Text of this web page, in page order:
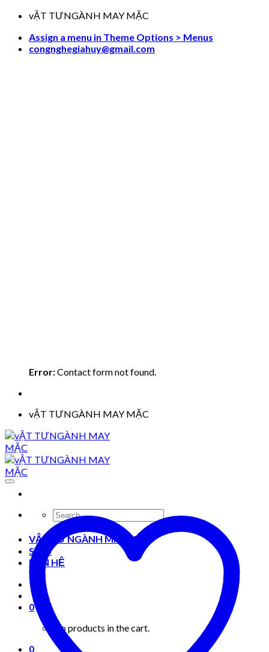
Skip
content
vẬT TƯNGÀNH MAY MẶC
Assign a menu in Theme Options > Menus
congnghegiahuy@gmail.com
Error:Contact form not found.
vẬT TƯNGÀNH MAY MẶC
Search
for:
VẬT TƯ NGÀNH MAY MẶC
Shop
LIÊN HỆ
0
No products in the cart.
0